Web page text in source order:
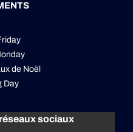
de Noël
Day
sociaux